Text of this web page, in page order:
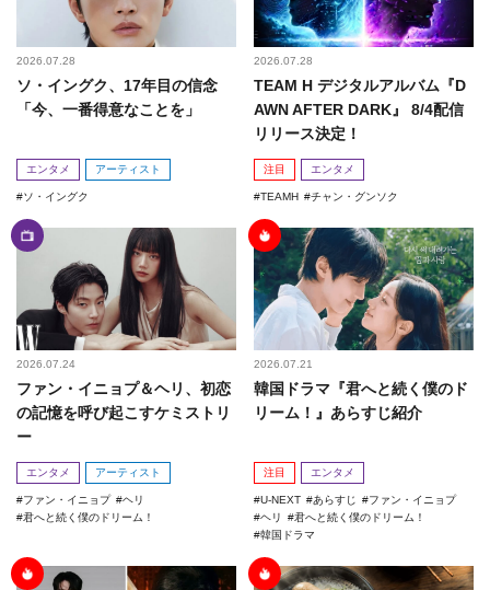
2026.07.28
ソ・イングク、17年目の信念
「今、一番得意なことを」
エンタメ アーティスト
ソ・イングク
2026.07.28
TEAM H デジタルアルバム『D
AWN AFTER DARK』 8/4配信
リリース決定！
注目 エンタメ
TEAMH チャン・グンソク
2026.07.24
ファン・イニョプ＆ヘリ、初恋
の記憶を呼び起こすケミストリ
ー
エンタメ アーティスト
ファン・イニョプ
ヘリ
君へと続く僕のドリーム！
2026.07.21
韓国ドラマ『君へと続く僕のド
リーム！』あらすじ紹介
注目 エンタメ
U-NEXT あらすじ
ファン・イニョプ
ヘリ
君へと続く僕のドリーム！
韓国ドラマ